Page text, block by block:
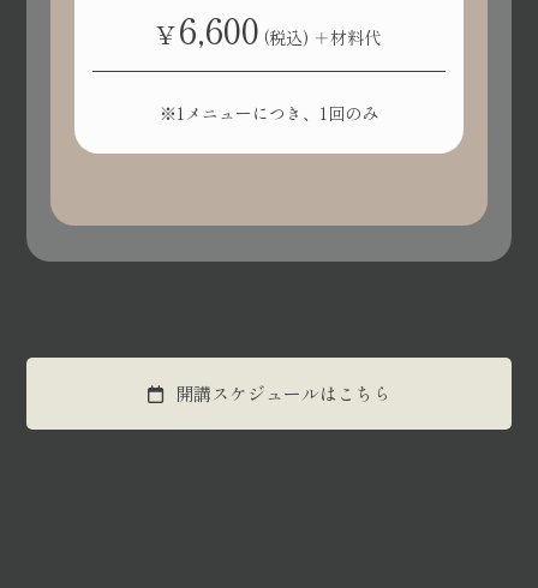
¥6,600 (税込) ＋材料代
※1メニューにつき、1回のみ
開講スケジュールはこちら